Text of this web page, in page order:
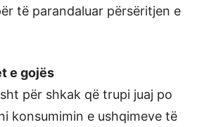
të parandaluar përsëritjen e
e gojës
për shkak që trupi juaj po
konsumimin e ushqimeve të